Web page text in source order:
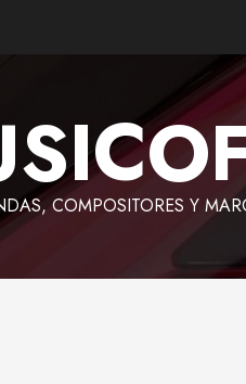
COMPOSITORES Y